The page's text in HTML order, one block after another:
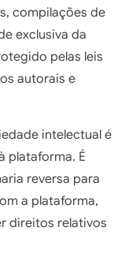
compilações de
exclusiva da
pelas leis
autorais e
intelectual é
plataforma. É
reversa para
a plataforma,
direitos relativos